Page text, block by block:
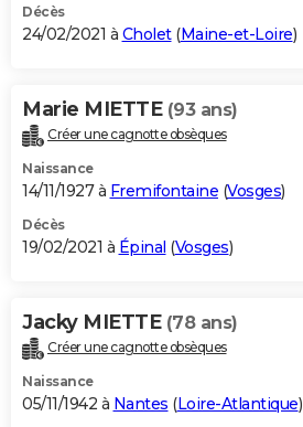
Décès
24/02/2021 à Cholet(Maine-et-Loire)
Marie MIETTE (93 ans)
Créer une cagnotte obsèques
Naissance
14/11/1927 à Fremifontaine (Vosges)
Décès
19/02/2021 à Épinal (Vosges)
Jacky MIETTE (78 ans)
Créer une cagnotte obsèques
Naissance
05/11/1942 à Nantes (Loire-Atlantique)